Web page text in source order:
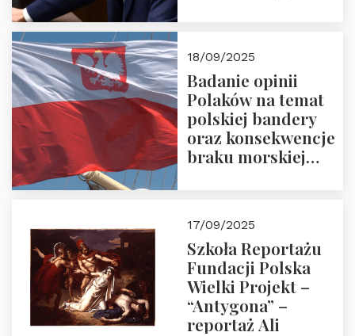
18/09/2025
Badanie opinii
Polaków na temat
polskiej bandery
oraz konsekwencje
braku morskiej
17/09/2025
Szkoła Reportażu
Fundacji Polska
Wielki Projekt –
“Antygona” –
reportaż Ali